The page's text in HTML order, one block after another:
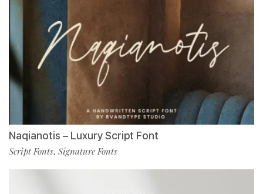
Naqianotis – Luxury Script Font
Script Fonts, Signature Fonts